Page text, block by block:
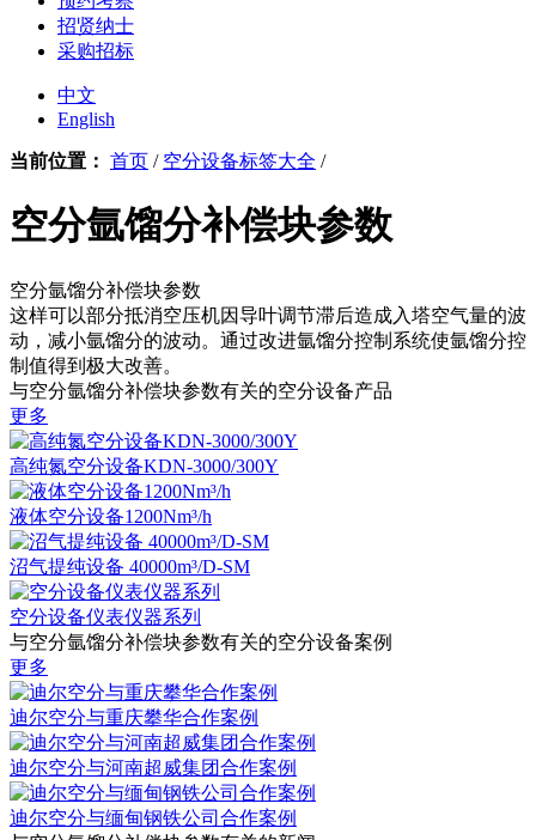
招贤纳士
采购招标
中文
English
当前位置： 首页 / 空分设备标签大全 /
空分氩馏分补偿块参数
空分氩馏分补偿块参数
这样可以部分抵消空压机因导叶调节滞后造成入塔空气量的波
动，减小氩馏分的波动。通过改进氩馏分控制系统使氩馏分控
制值得到极大改善。
与空分氩馏分补偿块参数有关的空分设备产品
更多
高纯氮空分设备KDN-3000/300Y
液体空分设备1200Nm³/h
沼气提纯设备 40000m³/D-SM
空分设备仪表仪器系列
与空分氩馏分补偿块参数有关的空分设备案例
更多
迪尔空分与重庆攀华合作案例
迪尔空分与河南超威集团合作案例
迪尔空分与缅甸钢铁公司合作案例